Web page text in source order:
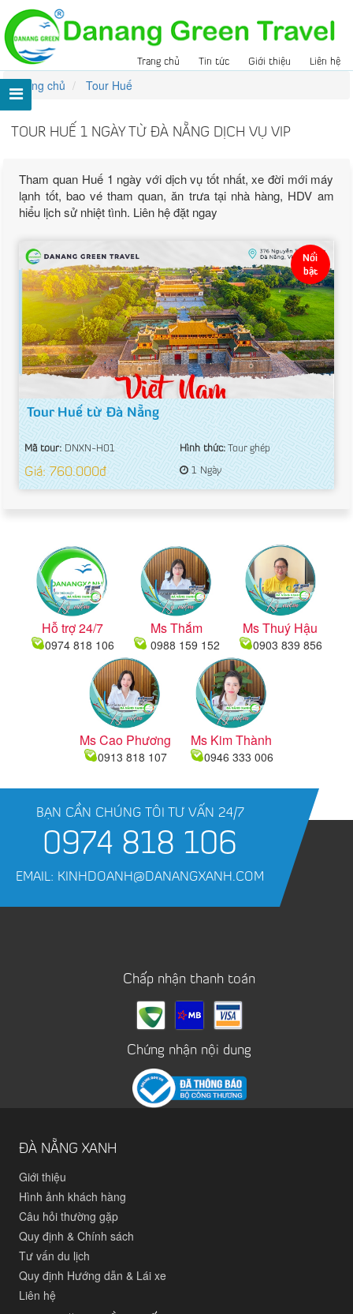
Trang chủ Tin tức Giới thiệu Liên hệ
Trang chủ Tour Huế
TOUR HUẾ 1 NGÀY TỪ ĐÀ NẴNG DỊCH VỤ VIP
Tham quan Huế 1 ngày với dịch vụ tốt nhất, xe đời mới máy
lạnh tốt, bao vé tham quan, ăn trưa tại nhà hàng, HDV am
hiểu lịch sử nhiệt tình. Liên hệ đặt ngay
Nổi
bật
Tour Huế từ Đà Nẵng
Mã tour:DNXN-H01 Hình thức:Tour ghép
Giá: 760.000đ 1 Ngày
Hỗ trợ 24/7
0974 818 106
Ms Thắm
0988 159 152
Ms Thuý Hậu
0903 839 856
Ms Cao Phương
0913 818 107
Ms Kim Thành
0946 333 006
BẠN CẦN CHÚNG TÔI TƯ VẤN 24/7
0974 818 106
EMAIL: KINHDOANH@DANANGXANH.COM
Chấp nhận thanh toán
Chứng nhận nội dung
ĐÀ NẴNG XANH
Giới thiệu
Hình ảnh khách hàng
Câu hỏi thường gặp
Quy định & Chính sách
Tư vấn du lịch
Quy định Hướng dẫn & Lái xe
Liên hệ